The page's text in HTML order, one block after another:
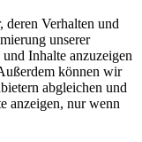
deren Verhalten und
unserer
Inhalte anzuzeigen
können wir
abgleichen und
anzeigen, nur wenn